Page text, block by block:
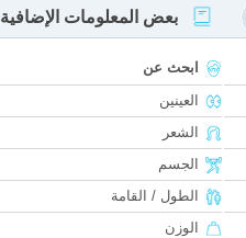
بعض المعلومات الإضافية
ابحث عن
العينين
الشعر
الجسم
الطول / القامة
الوزن